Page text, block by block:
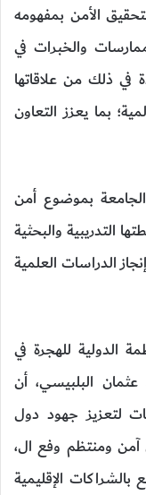
الأمن بمفهومه
والخبرات في
في ذلك من علاقاتها
بما يعزز التعاون
بموضوع أمن
التدريبية والبحثية
الدراسات العلمية
الدولية للهجرة في
البلبيسي، أن
لتعزيز جهود دول
آمن ومنتظم وفع ال،
بالشراكات الإقليمية